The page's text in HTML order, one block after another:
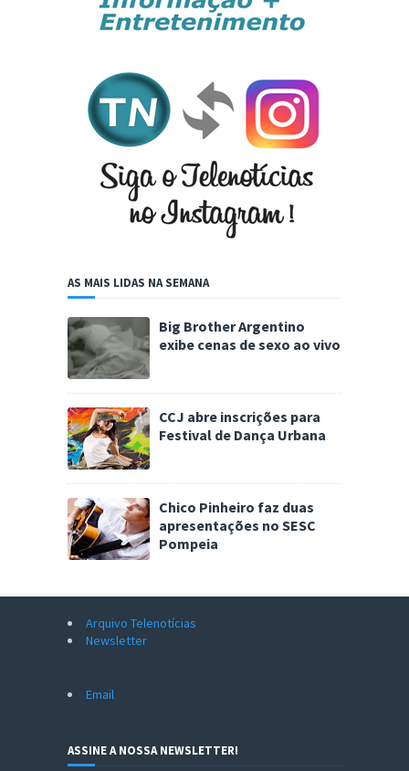
AS MAIS LIDAS NA SEMANA
Big Brother Argentino
exibe cenas de sexo ao vivo
CCJ abre inscrições para
Festival de Dança Urbana
Chico Pinheiro faz duas
apresentações no SESC
Pompeia
Arquivo Telenotícias
Newsletter
Email
ASSINE A NOSSA NEWSLETTER!